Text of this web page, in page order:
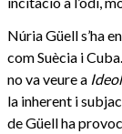
Núria Güell s’ha
com Suècia i
no va veure a
la inherent i
de Güell ha